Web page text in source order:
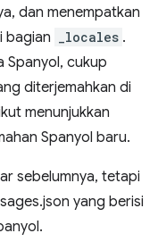
dan menempatkan
bagian
_locales .
Spanyol, cukup
diterjemahkan di
menunjukkan
Spanyol baru.